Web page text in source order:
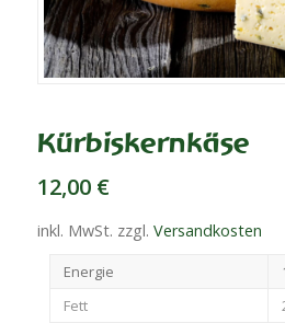
Kürbiskernkäse
12,00 €
inkl. MwSt. zzgl. Versandkosten
Energie
Fett